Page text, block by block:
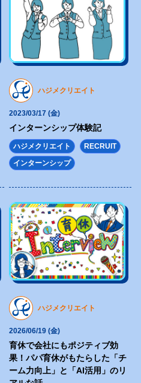
ハジメクリエイト
2023/03/17 (金)
インターンシップ体験記
ハジメクリエイト
RECRUIT
インターンシップ
ハジメクリエイト
2026/06/19 (金)
育休で会社にもポジティブ効
果！パパ育休がもたらした「チ
ーム力向上」と「AI活用」のリ
wp-content/themes/wp-
class="fz16">ABOUT US</a>
class="fz16">SERVICE</a>